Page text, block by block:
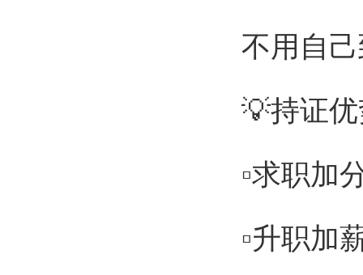
不用自
💡持证
▫️求职加
▫️升职加